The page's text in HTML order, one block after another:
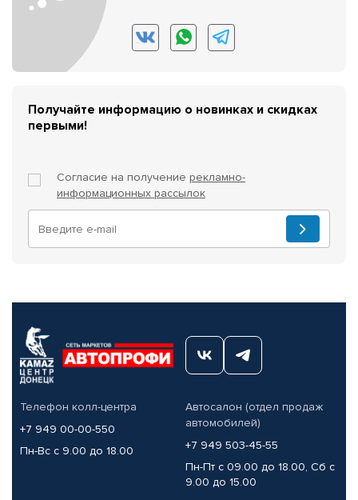
Получайте информацию о новинках и скидках
первыми!
Согласие на получение рекламно-
информационных рассылок
Телефон колл-центра
+7 949 00-00-550
Пн-Вс с 9.00 до 18.00
Автосалон (отдел продаж
автомобилей)
+7 949 503-45-55
Пн-Пт с 09.00 до 18.00, Сб с
9.00 до 15.00